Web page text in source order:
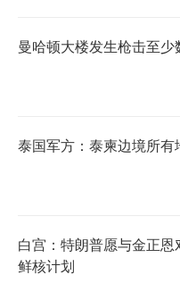
曼哈顿大楼发生枪击至少
泰国军方：泰柬边境所有
白宫：特朗普愿与金正恩
鲜核计划